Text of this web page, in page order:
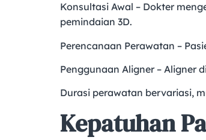
Konsultasi Awal – Dokter
pemindaian 3D.
Perencanaan Perawatan –
Penggunaan Aligner – Aligner
Durasi perawatan bervariasi,
Kepatuhan